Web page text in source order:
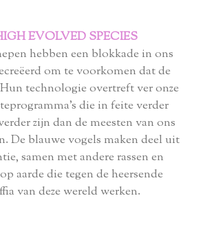
EVOLVED SPECIES
hebben een blokkade in ons
om te voorkomen dat de
technologie overtreft ver onze
die in feite verder
zijn dan de meesten van ons
De blauwe vogels maken deel uit
samen met andere rassen en
aarde die tegen de heersende
van deze wereld werken.